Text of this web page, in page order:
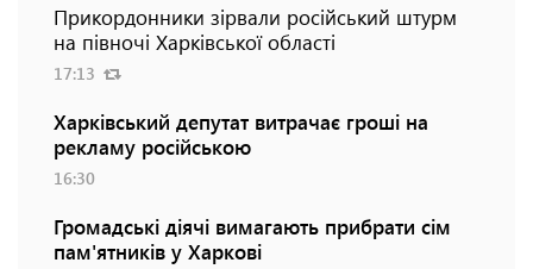
Прикордонники зірвали російський штурм
на півночі Харківської області
17:13
Харківський депутат витрачає гроші на
рекламу російською
16:30
Громадські діячі вимагають прибрати сім
пам'ятників у Харкові